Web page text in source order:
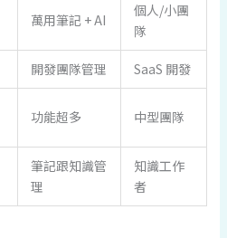
萬用筆記 + AI
個人/小團
隊
開發團隊管理 SaaS 開發
功能超多 中型團隊
筆記跟知識管
理
知識工作
者